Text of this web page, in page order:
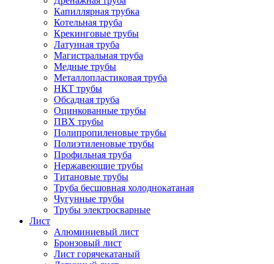
Капиллярная трубка
Котельная труба
Крекинговые трубы
Латунная труба
Магистральная труба
Медные трубы
Металлопластиковая труба
НКТ трубы
Обсадная труба
Оцинкованные трубы
ПВХ трубы
Полипропиленовые трубы
Полиэтиленовые трубы
Профильная труба
Нержавеющие трубы
Титановые трубы
Труба бесшовная холоднокатаная
Чугунные трубы
Трубы электросварные
Лист
Алюминиевый лист
Бронзовый лист
Лист горячекатаный